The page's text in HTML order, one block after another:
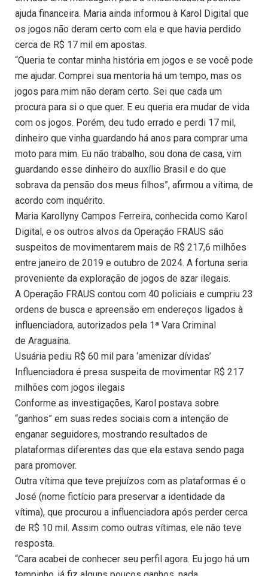
ajuda financeira. Maria ainda informou à Karol Digital que
os jogos não deram certo com ela e que havia perdido
cerca de R$ 17 mil em apostas.
“Queria te contar minha história em jogos e se você pode
me ajudar. Comprei sua mentoria há um tempo, mas os
jogos para mim não deram certo. Sei que cada um
procura para si o que quer. E eu queria era mudar de vida
com os jogos. Porém, deu tudo errado e perdi 17 mil,
dinheiro que vinha guardando há anos para comprar uma
moto para mim. Eu não trabalho, sou dona de casa, vim
guardando esse dinheiro do auxílio Brasil e do que
sobrava da pensão dos meus filhos”, afirmou a vítima, de
acordo com inquérito.
Maria Karollyny Campos Ferreira, conhecida como Karol
Digital, e os outros alvos da Operação FRAUS são
suspeitos de movimentarem mais de R$ 217,6 milhões
entre janeiro de 2019 e outubro de 2024. A fortuna seria
proveniente da exploração de jogos de azar ilegais.
A Operação FRAUS contou com 40 policiais e cumpriu 23
ordens de busca e apreensão em endereços ligados à
influenciadora, autorizados pela 1ª Vara Criminal
de Araguaína.
Usuária pediu R$ 60 mil para ‘amenizar dívidas’
Influenciadora é presa suspeita de movimentar R$ 217
milhões com jogos ilegais
Conforme as investigações, Karol postava sobre
“ganhos” em suas redes sociais com a intenção de
enganar seguidores, mostrando resultados de
plataformas diferentes das que ela estava sendo paga
para promover.
Outra vítima que teve prejuízos com as plataformas é o
José (nome fictício para preservar a identidade da
vítima), que procurou a influenciadora após perder cerca
de R$ 10 mil. Assim como outras vítimas, ele não teve
resposta.
“Cara acabei de conhecer seu perfil agora. Eu jogo há um